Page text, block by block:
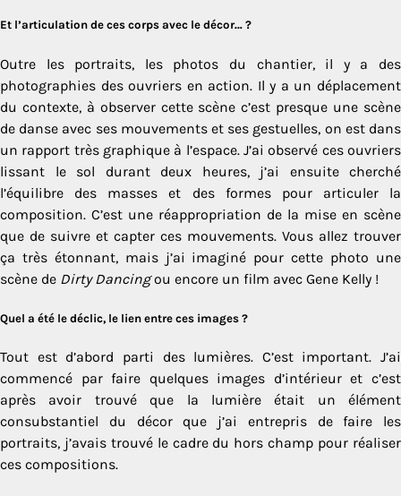
Et l’articulation de ces corps avec le décor… ?
Outre les portraits, les photos du chantier, il y a des
photographies des ouvriers en action. Il y a un déplacement
du contexte, à observer cette scène c’est presque une scène
de danse avec ses mouvements et ses gestuelles, on est dans
un rapport très graphique à l’espace. J’ai observé ces ouvriers
lissant le sol durant deux heures, j’ai ensuite cherché
l’équilibre des masses et des formes pour articuler la
composition. C’est une réappropriation de la mise en scène
que de suivre et capter ces mouvements. Vous allez trouver
ça très étonnant, mais j’ai imaginé pour cette photo une
scène de Dirty Dancingou encore un film avec Gene Kelly !
Quel a été le déclic, le lien entre ces images ?
Tout est d’abord parti des lumières. C’est important. J’ai
commencé par faire quelques images d’intérieur et c’est
après avoir trouvé que la lumière était un élément
consubstantiel du décor que j’ai entrepris de faire les
portraits, j’avais trouvé le cadre du hors champ pour réaliser
ces compositions.